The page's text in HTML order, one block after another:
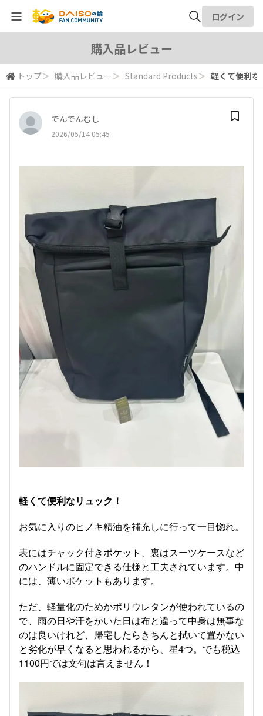
検索
ログイン
購入品レビュー
トップ＞ 購入品レビュー ＞ Standard Products＞ 軽くて便利な
でんでんむし
2026/05/14 05:45
軽くて便利なリュック！
​お気に入りのヒノキ精油を補充しに行って一目惚れ。
表にはチャック付きポケット、裏はスーツケースなど
のハンドルに固定できる仕様と工夫されています。中
には、薄いポケットもあります。
ただ、軽量化のためかポリウレタンが使われているの
で、雨の日や汗をかいた日は布と違って中身は無事な
のは良いけれど、帰宅したらきちんと拭いて置かない
と劣化が早くなると思われるから、星4つ。でも税込
1100円では文句は言えません！